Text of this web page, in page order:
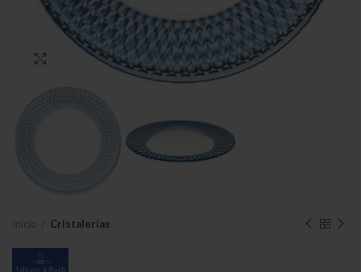
Clic para ampliar
Cristalerías